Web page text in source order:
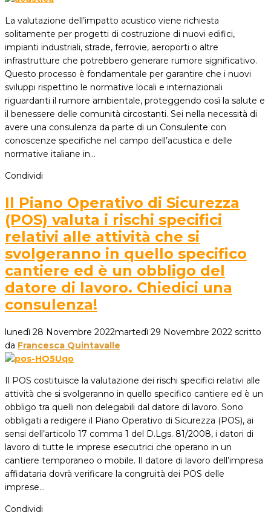
La valutazione dell’impatto acustico viene richiesta
solitamente per progetti di costruzione di nuovi edifici,
impianti industriali, strade, ferrovie, aeroporti o altre
infrastrutture che potrebbero generare rumore significativo.
Questo processo è fondamentale per garantire che i nuovi
sviluppi rispettino le normative locali e internazionali
riguardanti il rumore ambientale, proteggendo così la salute e
il benessere delle comunità circostanti. Sei nella necessità di
avere una consulenza da parte di un Consulente con
conoscenze specifiche nel campo dell’acustica e delle
normative italiane in…
Condividi
Il Piano Operativo di Sicurezza
(POS) valuta i rischi specifici
relativi alle attività che si
svolgeranno in quello specifico
cantiere ed è un obbligo del
datore di lavoro. Chiedici una
consulenza!
lunedì 28 Novembre 2022martedì 29 Novembre 2022 scritto
da Francesca Quintavalle
Il POS costituisce la valutazione dei rischi specifici relativi alle
attività che si svolgeranno in quello specifico cantiere ed è un
obbligo tra quelli non delegabili dal datore di lavoro. Sono
obbligati a redigere il Piano Operativo di Sicurezza (POS), ai
sensi dell’articolo 17 comma 1 del D.Lgs. 81/2008, i datori di
lavoro di tutte le imprese esecutrici che operano in un
cantiere temporaneo o mobile. Il datore di lavoro dell’impresa
affidataria dovrà verificare la congruità dei POS delle
imprese…
Condividi